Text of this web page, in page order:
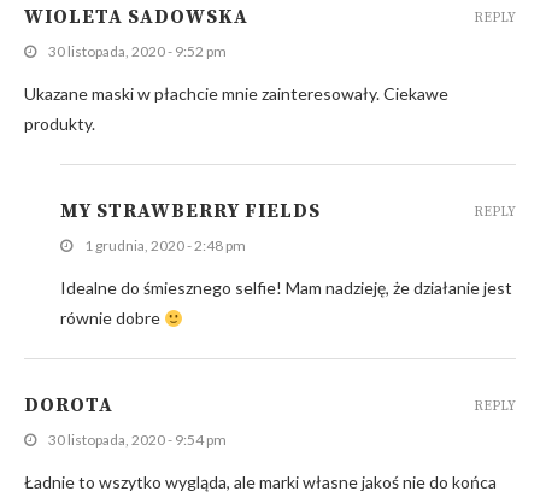
WIOLETA SADOWSKA
30 listopada, 2020 - 9:52 pm
Ukazane maski w płachcie mnie zainteresowały. Ciekawe
produkty.
REPLY
MY STRAWBERRY FIELDS
1 grudnia, 2020 - 2:48 pm
Idealne do śmiesznego selfie! Mam nadzieję, że działanie jest
równie dobre
REPLY
DOROTA
30 listopada, 2020 - 9:54 pm
Ładnie to wszytko wygląda, ale marki własne jakoś nie do końca
REPLY